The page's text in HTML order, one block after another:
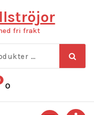
fri frakt
0